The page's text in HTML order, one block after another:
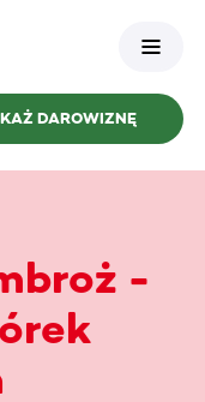
DAROWIZNĘ
-